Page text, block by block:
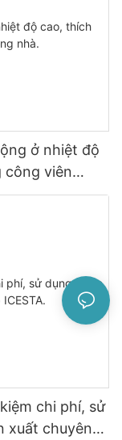
ở nhiệt độ
công viên
chi phí, sử
xuất chuyên